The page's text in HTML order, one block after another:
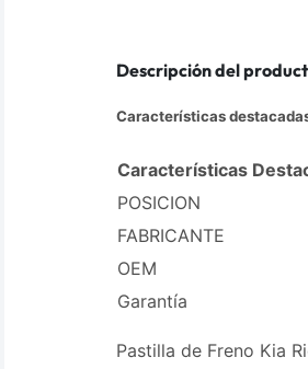
Descripción del
Características
Características
POSICION
FABRICANTE
OEM
Garantía
Pastilla de Freno Kia